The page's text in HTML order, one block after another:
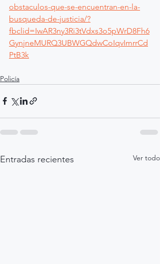
obstaculos-que-se-encuentran-en-la-
busqueda-de-justicia/?
fbclid=IwAR3ny3Ri3tVdxs3o5pWrD8Fh6
GynjneMURQ3UBWGQdwCoIqvImrrCd
PtB3k
Policía
Entradas recientes Ver todo